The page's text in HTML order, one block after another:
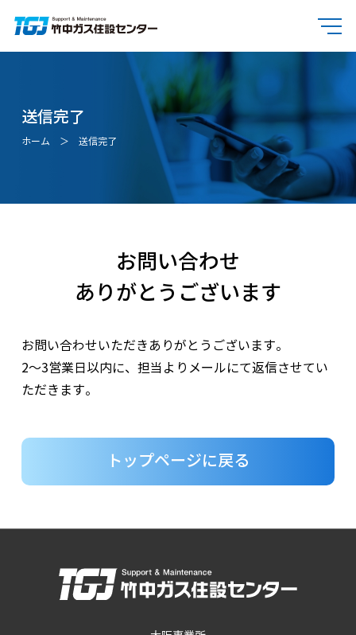
送信完了
ホーム 送信完了
お問い合わせ
ありがとうございます
お問い合わせいただきありがとうございます。
2～3営業日以内に、担当よりメールにて返信させてい
ただきます。
トップページに戻る